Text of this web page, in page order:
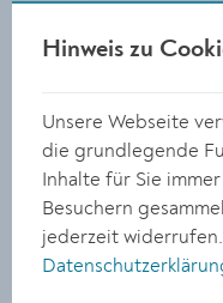
Hinweis zu
Unsere Webseite
die grundlegende
Inhalte für Sie
Besuchern
jederzeit